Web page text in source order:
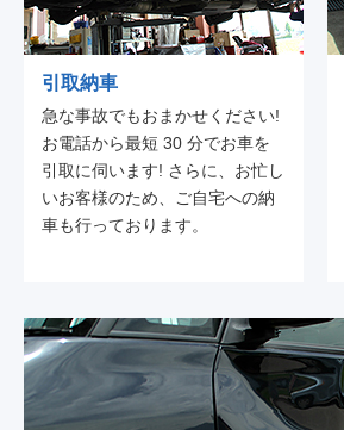
引取納車
急な事故でもおまかせください!
お電話から最短 30 分でお車を
引取に伺います! さらに、お忙し
いお客様のため、ご自宅への納
車も行っております。